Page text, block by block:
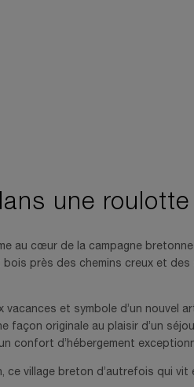
une roulotte
au cœur de la campagne
près des chemins creux et des
vacances et symbole d’un nouvel
façon originale au plaisir d’un
confort d’hébergement
ce village breton d’autrefois qui